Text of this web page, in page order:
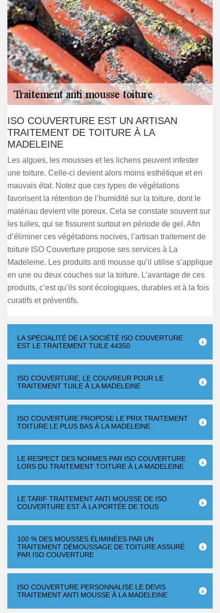
ISO COUVERTURE EST UN ARTISAN
TRAITEMENT DE TOITURE À LA
MADELEINE
Les algues, les mousses et les lichens peuvent infester
une toiture. Celle-ci devient alors moins esthétique et en
mauvais état. Notez que ces types de végétations
favorisent la rétention de l’humidité sur la toiture, dont le
matériau devient vite poreux. Cela se constate souvent sur
les tuiles, qui se fissurent surtout en période de gel. Afin
d’éliminer ces végétations nocives, l’artisan traitement de
toiture ISO Couverture propose ses services à La
Madeleine. Les produits anti mousse qu’il utilise s’applique
en une ou deux couches sur la toiture. L’avantage de ces
produits, c’est qu’ils sont écologiques, durables et à la fois
curatifs et préventifs.
LA SPÉCIALITÉ DE LA SOCIÉTÉ ISO COUVERTURE
EST LE TRAITEMENT TUILE 44350
ISO COUVERTURE, LE COUVREUR POUR LE
TRAITEMENT TUILE À LA MADELEINE
ISO COUVERTURE PROPOSE LE PRIX TRAITEMENT
TOITURE LE PLUS BAS À LA MADELEINE
LE RESPECT DES NORMES PAR ISO COUVERTURE
LORS DU TRAITEMENT TOITURE À LA MADELEINE
LE TARIF TRAITEMENT ANTI MOUSSE DE ISO
COUVERTURE EST À LA PORTÉE DE TOUS
100 % DES MOUSSES ÉLIMINÉES PAR UN
TRAITEMENT DÉMOUSSAGE DE TOITURE ASSURÉ
PAR ISO COUVERTURE
ISO COUVERTURE PERSONNALISE LE DEVIS
TRAITEMENT ANTI MOUSSE À LA MADELEINE